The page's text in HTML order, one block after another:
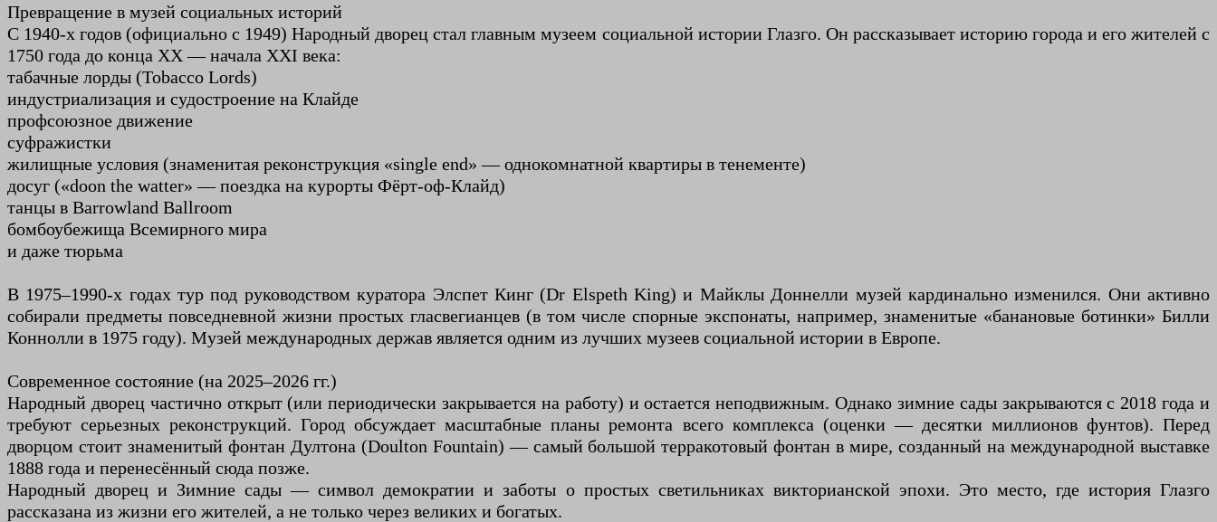
Превращение в музей социальных историй
С 1940-х годов (официально с 1949) Народный дворец стал главным музеем социальной истории Глазго. Он рассказывает историю города и его жителей с
1750 года до конца XX — начала XXI века:
табачные лорды (Tobacco Lords)
индустриализация и судостроение на Клайде
профсоюзное движение
суфражистки
жилищные условия (знаменитая реконструкция «single end» — однокомнатной квартиры в тенементе)
досуг («doon the watter» — поездка на курорты Фёрт-оф-Клайд)
танцы в Barrowland Ballroom
бомбоубежища Всемирного мира
и даже тюрьма
В 1975–1990-х годах тур под руководством куратора Элспет Кинг (Dr Elspeth King) и Майклы Доннелли музей кардинально изменился. Они активно
собирали предметы повседневной жизни простых гласвегианцев (в том числе спорные экспонаты, например, знаменитые «банановые ботинки» Билли
Коннолли в 1975 году). Музей международных держав является одним из лучших музеев социальной истории в Европе.
Современное состояние (на 2025–2026 гг.)
Народный дворец частично открыт (или периодически закрывается на работу) и остается неподвижным. Однако зимние сады закрываются с 2018 года и
требуют серьезных реконструкций. Город обсуждает масштабные планы ремонта всего комплекса (оценки — десятки миллионов фунтов). Перед
дворцом стоит знаменитый фонтан Дултона (Doulton Fountain) — самый большой терракотовый фонтан в мире, созданный на международной выставке
1888 года и перенесённый сюда позже.
Народный дворец и Зимние сады — символ демократии и заботы о простых светильниках викторианской эпохи. Это место, где история Глазго
рассказана из жизни его жителей, а не только через великих и богатых.